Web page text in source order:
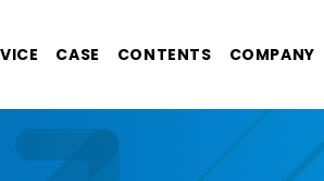
CASE CONTENTS COMPANY